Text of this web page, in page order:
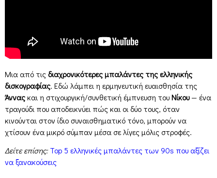
Μια από τιςδιαχρονικότερες μπαλάντες της ελληνικής
δισκογραφίας. Εδώ λάμπει η ερμηνευτική ευαισθησία της
Άνναςκαι η στιχουργική/συνθετική έμπνευση τουΝίκου— ένα
τραγούδι που αποδεικνύει πώς και οι δύο τους, όταν
κινούνται στον ίδιο συναισθηματικό τόνο, μπορούν να
χτίσουν ένα μικρό σύμπαν μέσα σε λίγες μόλις στροφές.
Δείτε επίσης: Top 5 ελληνικές μπαλάντες των 90s που αξίζει
να ξανακούσεις